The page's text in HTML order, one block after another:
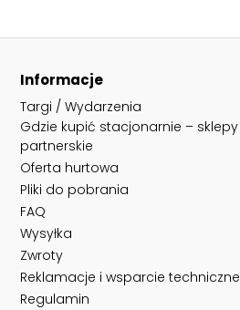
Informacje
Targi / Wydarzenia
Gdzie kupić stacjonarnie – sklepy
partnerskie
Oferta hurtowa
Pliki do pobrania
FAQ
Wysyłka
Zwroty
Reklamacje i wsparcie techniczne
Regulamin